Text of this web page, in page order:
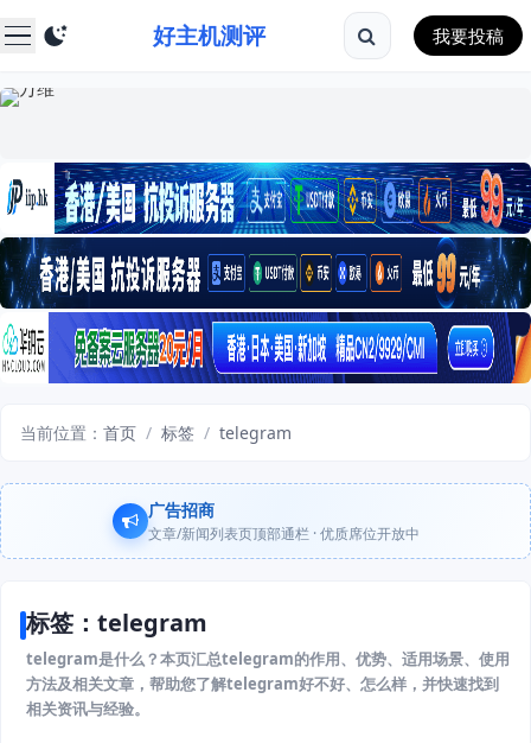
好主机测评 我要投稿
当前位置： 首页 / 标签 / telegram
广告招商
文章/新闻列表页顶部通栏 · 优质席位开放中
标签：telegram
telegram是什么？本页汇总telegram的作用、优势、适用场景、使用
方法及相关文章，帮助您了解telegram好不好、怎么样，并快速找到
相关资讯与经验。